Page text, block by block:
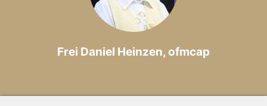
Frei Daniel Heinzen, ofmcap